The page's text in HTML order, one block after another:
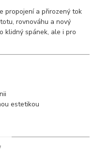
propojení a přirozený tok
rovnováhu a nový
klidný spánek, ale i pro
estetikou